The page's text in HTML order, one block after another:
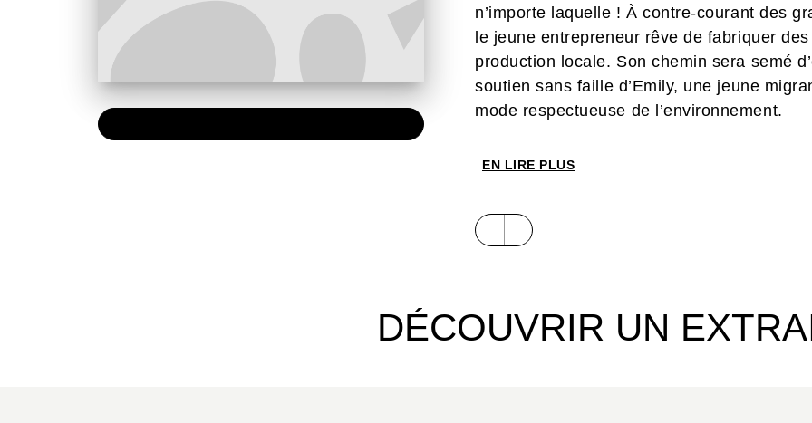
n’importe laquelle ! À contre-courant des
le jeune entrepreneur rêve de fabriquer
production locale. Son chemin sera semé
soutien sans faille d’Emily, une jeune
mode respectueuse de l’environnement.
EN LIRE PLUS
DÉCOUVRIR UN